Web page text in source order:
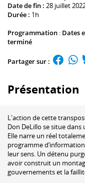
Date de fin : 28 juillet
Durée : 1h
Programmation : Dates
terminé
Partager sur :
Présentation
L'action de cette
Don DeLillo se situe
Elle narre un réel
programme
leur sens. Un détenu
avoir construit un
gouvernements et la